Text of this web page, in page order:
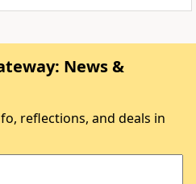
News &
reflections, and deals in